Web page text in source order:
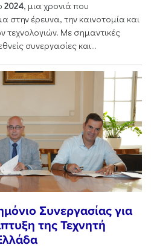
2024, μια χρονιά που
έρευνα, την καινοτομία και
Με σημαντικές
συνεργασίες και...
Συνεργασίας για
της Τεχνητή